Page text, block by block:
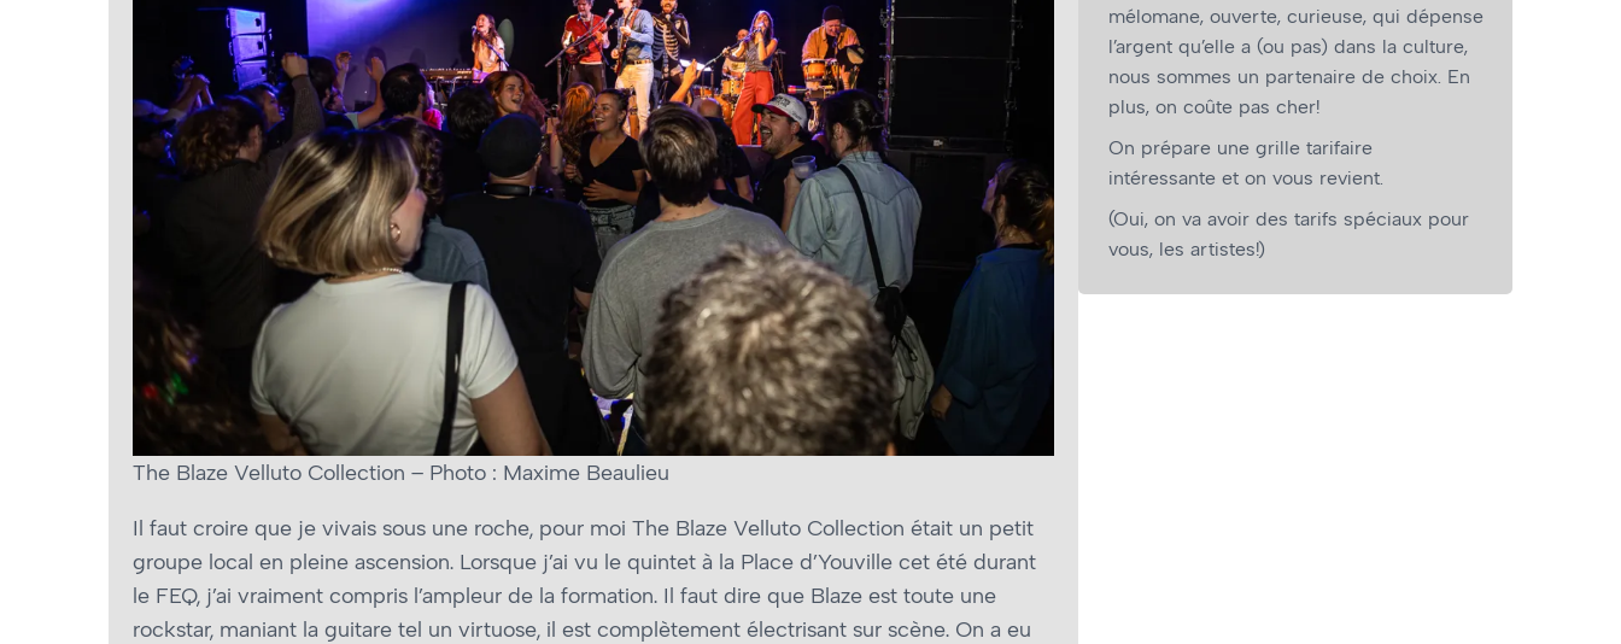
The Blaze Velluto Collection – Photo : Maxime Beaulieu
Il faut croire que je vivais sous une roche, pour moi The Blaze Velluto Collection était un petit
groupe local en pleine ascension. Lorsque j’ai vu le quintet à la Place d’Youville cet été durant
le FEQ, j’ai vraiment compris l’ampleur de la formation. Il faut dire que Blaze est toute une
rockstar, maniant la guitare tel un virtuose, il est complètement électrisant sur scène. On a eu
mélomane, ouverte, curieuse, qui dépense
l’argent qu’elle a (ou pas) dans la culture,
nous sommes un partenaire de choix. En
plus, on coûte pas cher!
On prépare une grille tarifaire
intéressante et on vous revient.
(Oui, on va avoir des tarifs spéciaux pour
vous, les artistes!)